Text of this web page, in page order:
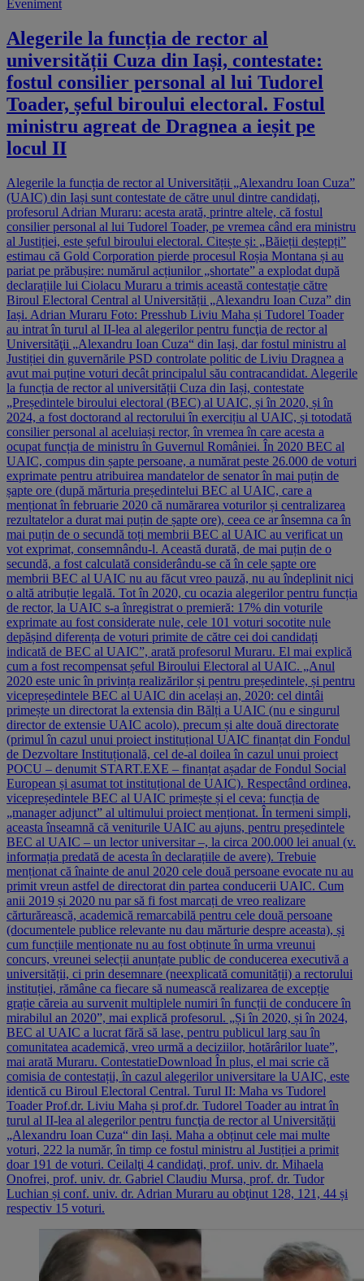
Eveniment
Alegerile la funcția de rector al
universității Cuza din Iași, contestate:
fostul consilier personal al lui Tudorel
Toader, șeful biroului electoral. Fostul
ministru agreat de Dragnea a ieșit pe
locul II
Alegerile la funcția de rector al Universității „Alexandru Ioan Cuza”
(UAIC) din Iași sunt contestate de către unul dintre candidați,
profesorul Adrian Muraru: acesta arată, printre altele, că fostul
consilier personal al lui Tudorel Toader, pe vremea când era ministru
al Justiției, este șeful biroului electoral. Citește și: „Băieții deștepți”
estimau că Gold Corporation pierde procesul Roșia Montana și au
pariat pe prăbușire: numărul acțiunilor „shortate” a explodat după
declarațiile lui Ciolacu Muraru a trimis această contestație către
Biroul Electoral Central al Universității „Alexandru Ioan Cuza” din
Iași. Adrian Muraru Foto: Presshub Liviu Maha și Tudorel Toader
au intrat în turul al II-lea al alegerilor pentru funcţia de rector al
Universităţii „Alexandru Ioan Cuza“ din Iași, dar fostul ministru al
Justiției din guvernările PSD controlate politic de Liviu Dragnea a
avut mai puține voturi decât principalul său contracandidat. Alegerile
la funcția de rector al universității Cuza din Iași, contestate
„Președintele biroului electoral (BEC) al UAIC, și în 2020, și în
2024, a fost doctorand al rectorului în exercițiu al UAIC, și totodată
consilier personal al aceluiași rector, în vremea în care acesta a
ocupat funcția de ministru în Guvernul României. În 2020 BEC al
UAIC, compus din șapte persoane, a numărat peste 26.000 de voturi
exprimate pentru atribuirea mandatelor de senator în mai puțin de
șapte ore (după mărturia președintelui BEC al UAIC, care a
menționat în februarie 2020 că numărarea voturilor și centralizarea
rezultatelor a durat mai puțin de șapte ore), ceea ce ar însemna ca în
mai puțin de o secundă toți membrii BEC al UAIC au verificat un
vot exprimat, consemnându-l. Această durată, de mai puțin de o
secundă, a fost calculată considerându-se că în cele șapte ore
membrii BEC al UAIC nu au făcut vreo pauză, nu au îndeplinit nici
o altă atribuție legală. Tot în 2020, cu ocazia alegerilor pentru funcția
de rector, la UAIC s-a înregistrat o premieră: 17% din voturile
exprimate au fost considerate nule, cele 101 voturi socotite nule
depășind diferența de voturi primite de către cei doi candidați
indicată de BEC al UAIC”, arată profesorul Muraru. El mai explică
cum a fost recompensat șeful Biroului Electoral al UAIC. „Anul
2020 este unic în privința realizărilor și pentru președintele, și pentru
vicepreședintele BEC al UAIC din același an, 2020: cel dintâi
primește un directorat la extensia din Bălți a UAIC (nu e singurul
director de extensie UAIC acolo), precum și alte două directorate
(primul în cazul unui proiect instituțional UAIC finanțat din Fondul
de Dezvoltare Instituțională, cel de-al doilea în cazul unui proiect
POCU – denumit START.EXE – finanțat așadar de Fondul Social
European și asumat tot instituțional de UAIC). Respectând ordinea,
vicepreședintele BEC al UAIC primește și el ceva: funcția de
„manager adjunct” al ultimului proiect menționat. În termeni simpli,
aceasta înseamnă că veniturile UAIC au ajuns, pentru președintele
BEC al UAIC – un lector universitar –, la circa 200.000 lei anual (v.
informația predată de acesta în declarațiile de avere). Trebuie
menționat că înainte de anul 2020 cele două persoane evocate nu au
primit vreun astfel de directorat din partea conducerii UAIC. Cum
anii 2019 și 2020 nu par să fi fost marcați de vreo realizare
cărturărească, academică remarcabilă pentru cele două persoane
(documentele publice relevante nu dau mărturie despre aceasta), și
cum funcțiile menționate nu au fost obținute în urma vreunui
concurs, vreunei selecții anunțate public de conducerea executivă a
universității, ci prin desemnare (neexplicată comunității) a rectorului
instituției, rămâne ca fiecare să numească realizarea de excepție
grație căreia au survenit multiplele numiri în funcții de conducere în
mirabilul an 2020”, mai explică profesorul. „Și în 2020, și în 2024,
BEC al UAIC a lucrat fără să lase, pentru publicul larg sau în
comunitatea academică, vreo urmă a deciziilor, hotărârilor luate”,
mai arată Muraru. ContestatieDownload În plus, el mai scrie că
comisia de contestații, în cazul alegerilor universitare la UAIC, este
identică cu Biroul Electoral Central. Turul II: Maha vs Tudorel
Toader Prof.dr. Liviu Maha și prof.dr. Tudorel Toader au intrat în
turul al II-lea al alegerilor pentru funcţia de rector al Universităţii
„Alexandru Ioan Cuza“ din Iași. Maha a obținut cele mai multe
voturi, 222 la număr, în timp ce fostul ministru al Justiției a primit
doar 191 de voturi. Ceilalţi 4 candidaţi, prof. univ. dr. Mihaela
Onofrei, prof. univ. dr. Gabriel Claudiu Mursa, prof. dr. Tudor
Luchian și conf. univ. dr. Adrian Muraru au obţinut 128, 121, 44 și
respectiv 15 voturi.